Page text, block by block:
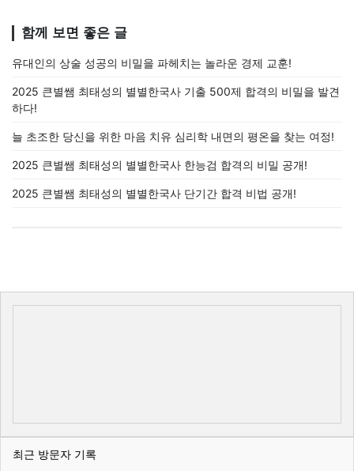
함께 보면 좋은 글
유대인의 상술 성공의 비밀을 파헤치는 놀라운 경제 교훈!
2025 큰별쌤 최태성의 별별한국사 기출 500제 합격의 비밀을 발견
하다!
늘 초조한 당신을 위한 마음 치유 심리학 내면의 평온을 찾는 여정!
2025 큰별쌤 최태성의 별별한국사 한능검 합격의 비밀 공개!
2025 큰별쌤 최태성의 별별한국사 단기간 합격 비법 공개!
최근 방문자 기록